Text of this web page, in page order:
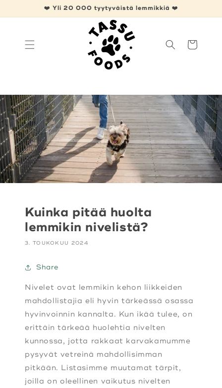
sisältöön
❤️ Yli 20 000 tyytyväistä lemmikkiä ❤️
Ostoskori
Kuinka pitää huolta
lemmikin nivelistä?
3. TOUKOKUU 2024
Share
Nivelet ovat lemmikin kehon liikkeiden
mahdollistajia eli hyvin tärkeässä osassa
hyvinvoinnin kannalta. Kun ikää tulee, on
erittäin tärkeää huolehtia nivelten
kunnossa, jotta rakkaat karvakamumme
pysyvät vetreinä mahdollisimman
pitkään. Listasimme muutamat tärpit,
joilla on oleellinen vaikutus nivelten